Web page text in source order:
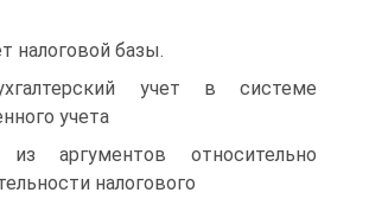
налоговой базы.
учет в системе
учета
аргументов относительно
налогового